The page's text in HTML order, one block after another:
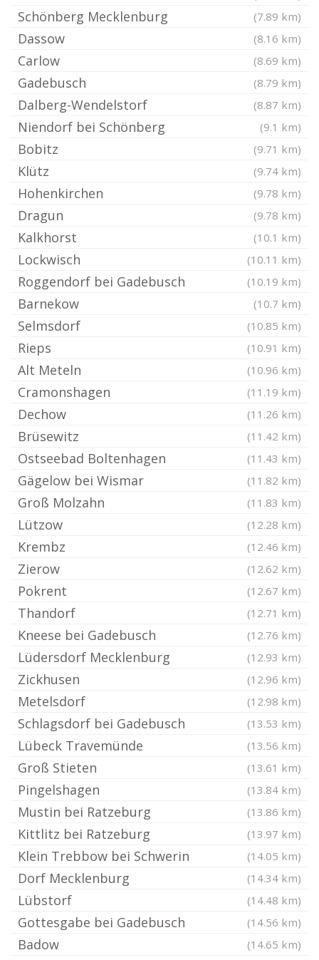
Schönberg Mecklenburg (7.89 km)
Dassow (8.16 km)
Carlow (8.69 km)
Gadebusch (8.79 km)
Dalberg-Wendelstorf (8.87 km)
Niendorf bei Schönberg (9.1 km)
Bobitz (9.71 km)
Klütz (9.74 km)
Hohenkirchen (9.78 km)
Dragun (9.78 km)
Kalkhorst (10.1 km)
Lockwisch (10.11 km)
Roggendorf bei Gadebusch (10.19 km)
Barnekow (10.7 km)
Selmsdorf (10.85 km)
Rieps (10.91 km)
Alt Meteln (10.96 km)
Cramonshagen (11.19 km)
Dechow (11.26 km)
Brüsewitz (11.42 km)
Ostseebad Boltenhagen (11.43 km)
Gägelow bei Wismar (11.82 km)
Groß Molzahn (11.83 km)
Lützow (12.28 km)
Krembz (12.46 km)
Zierow (12.62 km)
Pokrent (12.67 km)
Thandorf (12.71 km)
Kneese bei Gadebusch (12.76 km)
Lüdersdorf Mecklenburg (12.93 km)
Zickhusen (12.96 km)
Metelsdorf (12.98 km)
Schlagsdorf bei Gadebusch (13.53 km)
Lübeck Travemünde (13.56 km)
Groß Stieten (13.61 km)
Pingelshagen (13.84 km)
Mustin bei Ratzeburg (13.86 km)
Kittlitz bei Ratzeburg (13.97 km)
Klein Trebbow bei Schwerin (14.05 km)
Dorf Mecklenburg (14.34 km)
Lübstorf (14.48 km)
Gottesgabe bei Gadebusch (14.56 km)
Badow (14.65 km)